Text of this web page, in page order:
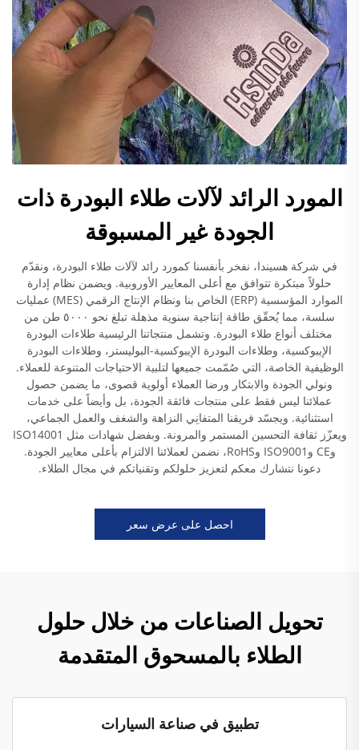
المورد الرائد لآلات طلاء البودرة ذات
الجودة غير المسبوقة
في شركة هسيندا، نفخر بأنفسنا كمورد رائد لآلات طلاء البودرة، ونقدّم
حلولاً مبتكرة تتوافق مع أعلى المعايير الأوروبية. ويضمن نظام إدارة
الموارد المؤسسية (ERP) الخاص بنا ونظام الإنتاج الرقمي (MES) عمليات
سلسة، مما يُحقّق طاقة إنتاجية سنوية مذهلة تبلغ نحو ٥٠٠٠ طن من
مختلف أنواع طلاء البودرة. وتشمل منتجاتنا الرئيسية طلاءات البودرة
الإيبوكسية، وطلاءات البودرة الإيبوكسية-البوليستر، وطلاءات البودرة
الوظيفية الخاصة، التي صُمّمت جميعها لتلبية الاحتياجات المتنوعة للعملاء.
ونولي الجودة والابتكار ورضا العملاء أولوية قصوى، ما يضمن حصول
عملائنا ليس فقط على منتجات فائقة الجودة، بل وأيضاً على خدمات
استثنائية. ويجسّد فريقنا المتفانِي النزاهة والشغف والعمل الجماعي،
ويعزّز ثقافة التحسين المستمر والمرونة. وبفضل شهادات مثل ISO14001
وCE وISO9001 وRoHS، نضمن لعملائنا الالتزام بأعلى معايير الجودة.
دعونا نتشارك معكم لتعزيز حلولكم وتقنياتكم في مجال الطلاء.
احصل على عرض سعر
تحويل الصناعات من خلال حلول
الطلاء بالمسحوق المتقدمة
تطبيق في صناعة السيارات